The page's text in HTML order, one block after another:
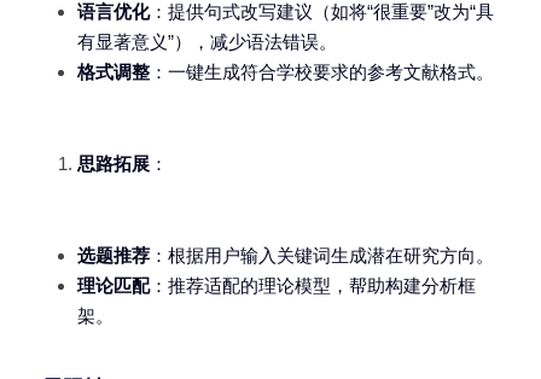
语言优化：提供句式改写建议（如将“很重要”改为“具
有显著意义”），减少语法错误。
格式调整 ：一键生成符合学校要求的参考文献格式。
思路拓展 ：
选题推荐 ：根据用户输入关键词生成潜在研究方向。
理论匹配：推荐适配的理论模型，帮助构建分析框
架。